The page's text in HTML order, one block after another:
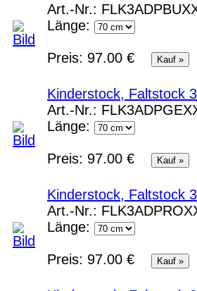
Art.-Nr.:
Länge:
Preis: 97.00 €
Kinderstock, Faltstock
Art.-Nr.:
Länge:
Preis: 97.00 €
Kinderstock, Faltstock
Art.-Nr.:
Länge:
Preis: 97.00 €